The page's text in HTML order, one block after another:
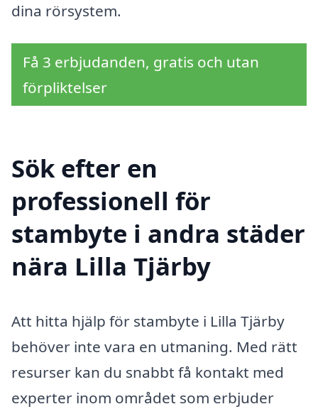
dina rörsystem.
Få 3 erbjudanden, gratis och utan
förpliktelser
Sök efter en
professionell för
stambyte i andra städer
nära Lilla Tjärby
Att hitta hjälp för stambyte i Lilla Tjärby
behöver inte vara en utmaning. Med rätt
resurser kan du snabbt få kontakt med
experter inom området som erbjuder